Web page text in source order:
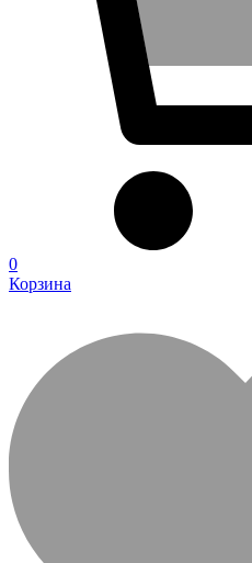
0
Корзина